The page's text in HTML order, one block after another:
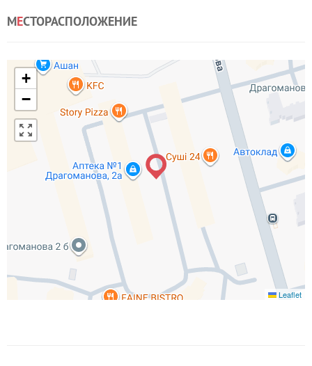
МЕСТОРАСПОЛОЖЕНИЕ
+
−
Leaflet